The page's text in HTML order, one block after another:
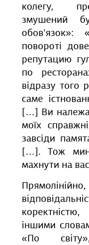
колегу,
змушений
обов’язок»:
повороті
репутацию
по
відразу того
саме
[…] Ви
моїх
завсіди
[…]. Тож
махнути на
іншими
«По